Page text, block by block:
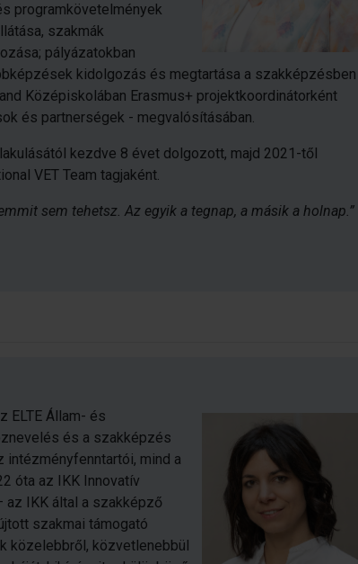
programkövetelmények
szakmák
pályázatokban
kidolgozás és megtartása a szakképzésben
Középiskolában Erasmus+ projektkoordinátorként
és partnerségek - megvalósításában.
kezdve 8 évet dolgozott, majd 2021-től
VET Team tagjaként.
sem tehetsz. Az egyik a tegnap, a másik a holnap.”
ELTE Állam- és
és a szakképzés
intézményfenntartói, mind a
óta az IKK Innovatív
az IKK által a szakképző
szakmai támogató
közelebbről, közvetlenebbül